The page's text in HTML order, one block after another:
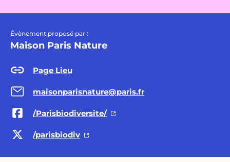
Évènement proposé par :
Maison Paris Nature
Page Lieu
maisonparisnature@paris.fr
/Parisbiodiversite/
/parisbiodiv